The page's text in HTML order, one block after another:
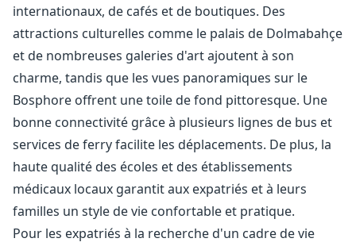
internationaux, de cafés et de boutiques. Des
attractions culturelles comme le palais de Dolmabahçe
et de nombreuses galeries d'art ajoutent à son
charme, tandis que les vues panoramiques sur le
Bosphore offrent une toile de fond pittoresque. Une
bonne connectivité grâce à plusieurs lignes de bus et
services de ferry facilite les déplacements. De plus, la
haute qualité des écoles et des établissements
médicaux locaux garantit aux expatriés et à leurs
familles un style de vie confortable et pratique.
Pour les expatriés à la recherche d'un cadre de vie